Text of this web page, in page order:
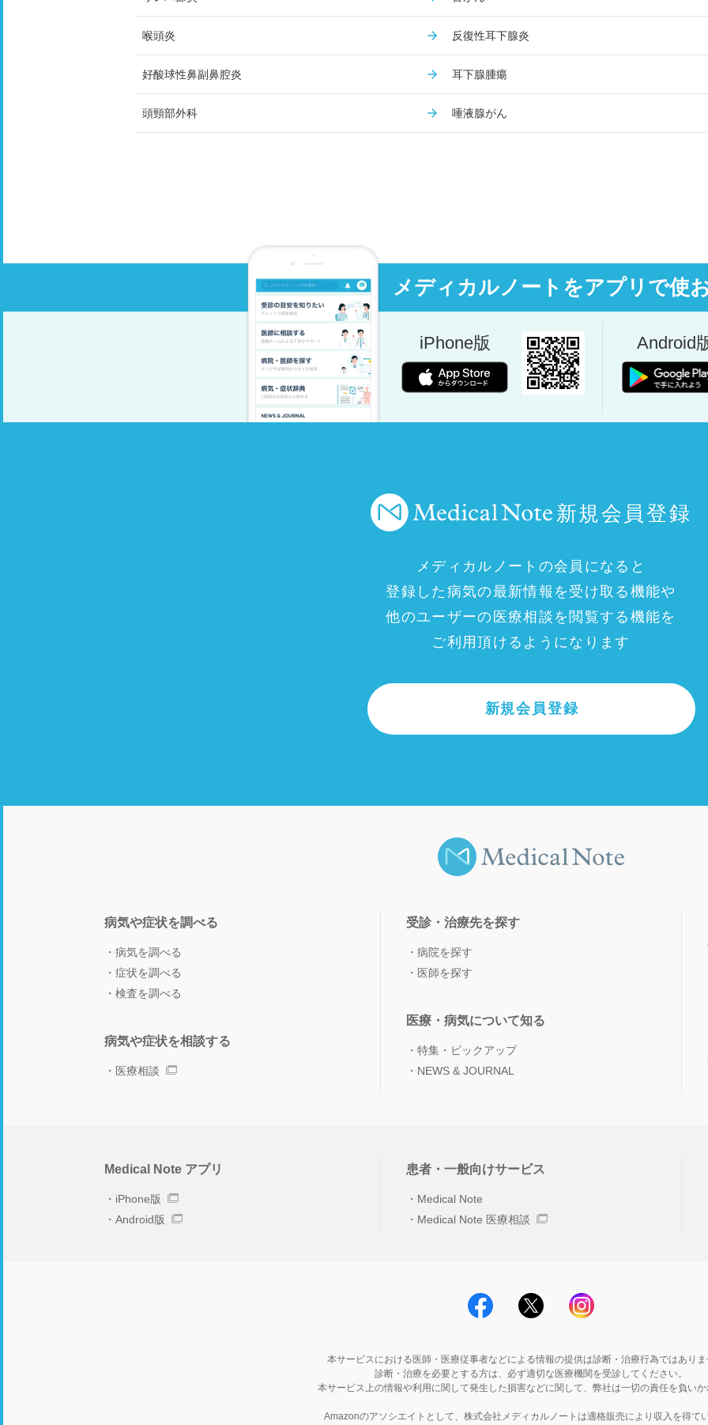
喉頭炎 反復性耳下腺炎
好酸球性鼻副鼻腔炎 耳下腺腫瘍
頭頸部外科 唾液腺がん
メディカルノートをアプリで使
iPhone版 Android
新規会員登録
メディカルノートの会員になると
登録した病気の最新情報を受け取る機能や
他のユーザーの医療相談を閲覧する機能を
ご利用頂けるようになります
新規会員登録
病気や症状を調べる
病気を調べる
症状を調べる
検査を調べる
病気や症状を相談する
医療相談
受診・治療先を探す
病院を探す
医師を探す
医療・病気について知る
特集・ピックアップ
NEWS & JOURNAL
Medical Note アプリ
iPhone版
Android版
患者・一般向けサービス
Medical Note
Medical Note 医療相談
本サービスにおける医師・医療従事者などによる情報の提供は診断・治療行為ではあり
診断・治療を必要とする方は、必ず適切な医療機関を受診してください。
本サービス上の情報や利用に関して発生した損害などに関して、弊社は一切の責任を負い
Amazonのアソシエイトとして、株式会社メディカルノートは適格販売により収入を得て